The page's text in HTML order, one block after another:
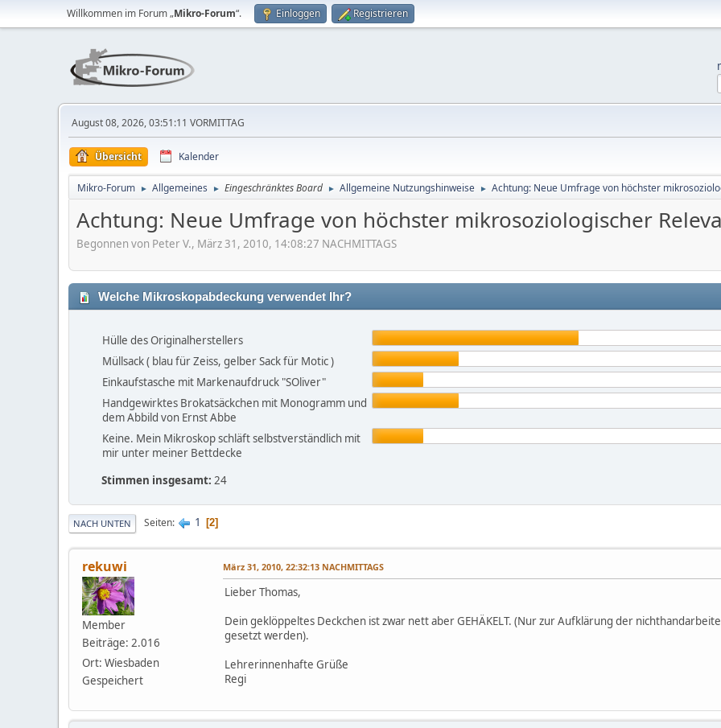
Willkommen im Forum „Mikro-Forum“. Einloggen Registrieren
August 08, 2026, 03:51:11 VORMITTAG
Übersicht Kalender
Mikro-Forum ► Allgemeines ► Eingeschränktes Board ► Allgemeine Nutzungshinweise ► Achtung: Neue Umfrage von höchster
Achtung: Neue Umfrage von höchster mikrosoziologischer
Begonnen von Peter V., März 31, 2010, 14:08:27 NACHMITTAGS
Welche Mikroskopabdeckung verwendet Ihr?
Hülle des Originalherstellers
Müllsack ( blau für Zeiss, gelber Sack für Motic )
Einkaufstasche mit Markenaufdruck "SOliver"
Handgewirktes Brokatsäckchen mit Monogramm und
dem Abbild von Ernst Abbe
Keine. Mein Mikroskop schläft selbstverständlich mit
mir unter meiner Bettdecke
Stimmen insgesamt: 24
NACH UNTEN Seiten 1 2
rekuwi
Member
Beiträge: 2.016
Ort: Wiesbaden
Gespeichert
März 31, 2010, 22:32:13 NACHMITTAGS
Lieber Thomas,
Dein geklöppeltes Deckchen ist zwar nett aber GEHÄKELT. (Nur zur Aufklärung der
gesetzt werden).
Lehrerinnenhafte Grüße
Regi